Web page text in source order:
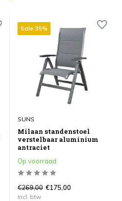
Sale 35%
SUNS
Milaan standenstoel
verstelbaar aluminium
antraciet
Op voorraad
€269,00 €175,00
Incl. btw